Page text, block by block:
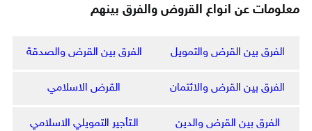
معلومات عن انواع القروض والفرق بينهم
الفرق بين القرض والتمويل الفرق بين القرض والصدقة
الفرق بين القرض والائتمان القرض الاسلامي
الفرق بين القرض والدين الـتأجير التمويلي الاسلامي